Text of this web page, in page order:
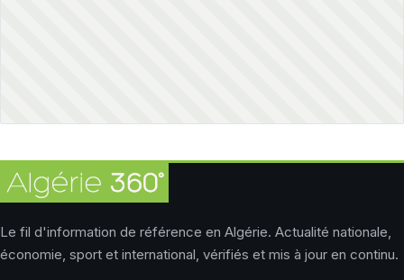
Le fil d'information de référence en Algérie. Actualité nationale,
économie, sport et international, vérifiés et mis à jour en continu.